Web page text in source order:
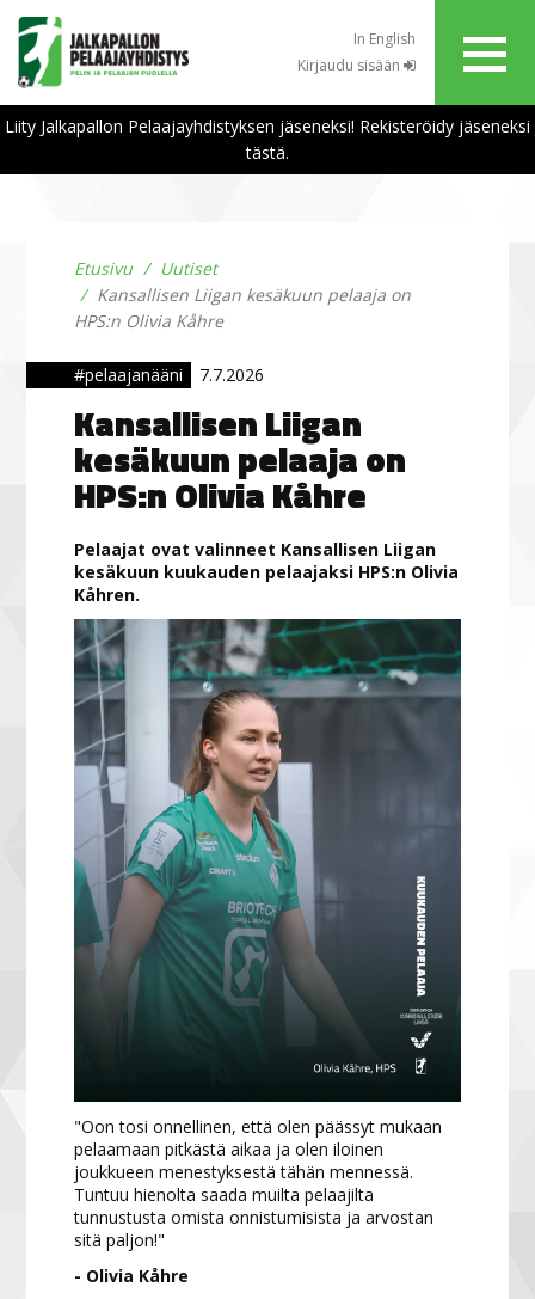
In English
Kirjaudu sisään
Liity Jalkapallon Pelaajayhdistyksen jäseneksi! Rekisteröidy jäseneksi
tästä.
Etusivu
Uutiset
Kansallisen Liigan kesäkuun pelaaja on
HPS:n Olivia Kåhre
#pelaajanääni 7.7.2026
Kansallisen Liigan
kesäkuun pelaaja on
HPS:n Olivia Kåhre
Pelaajat ovat valinneet Kansallisen Liigan
kesäkuun kuukauden pelaajaksi HPS:n Olivia
Kåhren.
"Oon tosi onnellinen, että olen päässyt mukaan
pelaamaan pitkästä aikaa ja olen iloinen
joukkueen menestyksestä tähän mennessä.
Tuntuu hienolta saada muilta pelaajilta
tunnustusta omista onnistumisista ja arvostan
sitä paljon!"
- Olivia Kåhre